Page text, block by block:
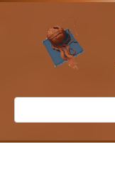
Перейти
контенту
Поиск: